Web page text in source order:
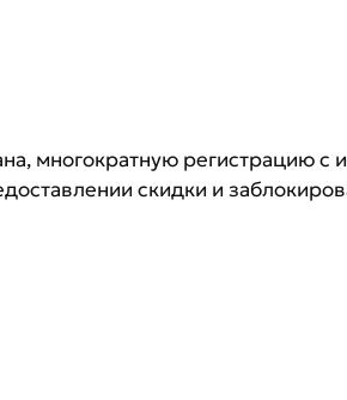
многократную регистрацию с
скидки и